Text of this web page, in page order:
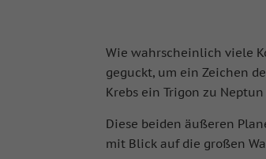
Wie wahrscheinlich viele
geguckt, um ein Zeichen
Krebs ein Trigon zu Neptun
Diese beiden äußeren
mit Blick auf die großen